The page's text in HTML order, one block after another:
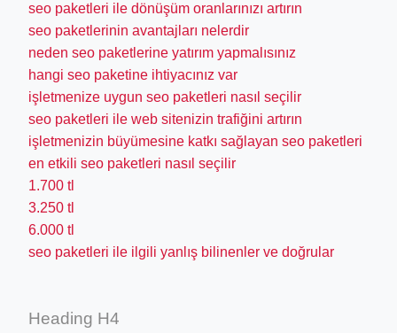
seo paketleri ile dönüşüm oranlarınızı artırın
seo paketlerinin avantajları nelerdir
neden seo paketlerine yatırım yapmalısınız
hangi seo paketine ihtiyacınız var
işletmenize uygun seo paketleri nasıl seçilir
seo paketleri ile web sitenizin trafiğini artırın
işletmenizin büyümesine katkı sağlayan seo paketleri
en etkili seo paketleri nasıl seçilir
1.700 tl
3.250 tl
6.000 tl
seo paketleri ile ilgili yanlış bilinenler ve doğrular
Heading H4